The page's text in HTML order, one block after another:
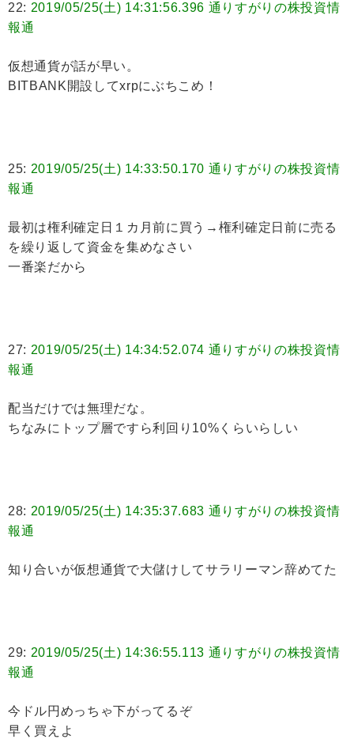
22: 2019/05/25(土) 14:31:56.396 通りすがりの株投資情
報通
仮想通貨が話が早い。
BITBANK開設してxrpにぶちこめ！
25: 2019/05/25(土) 14:33:50.170 通りすがりの株投資情
報通
最初は権利確定日１カ月前に買う→権利確定日前に売る
を繰り返して資金を集めなさい
一番楽だから
27: 2019/05/25(土) 14:34:52.074 通りすがりの株投資情
報通
配当だけでは無理だな。
ちなみにトップ層ですら利回り10%くらいらしい
28: 2019/05/25(土) 14:35:37.683 通りすがりの株投資情
報通
知り合いが仮想通貨で大儲けしてサラリーマン辞めてた
29: 2019/05/25(土) 14:36:55.113 通りすがりの株投資情
報通
今ドル円めっちゃ下がってるぞ
早く買えよ